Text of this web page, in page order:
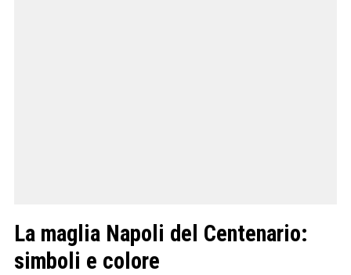
La maglia Napoli del Centenario:
simboli e colore